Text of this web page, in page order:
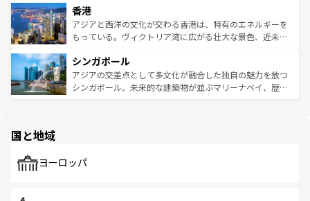
とつ。フォーやバインミー、ベトナムコーヒーなどは、ぜ
ひ現地で味わいたい。どの地域を訪れてもあたたかい人々
が旅行者を迎えてくれるので、きっと忘れられない旅にな
参照してほしい。
の活気が交差している。北部ではチェンマイなどの山岳地
帯で自然と触れ合い、南部ではプーケットやクラビの美し
いビーチでリゾート気分を楽しむことができる。タイ料理
激する。気候は一年中温暖で、どの季節にも異なる楽しみ
が待っている。親しみやすいタイの人々、仏教を中心とし
た文化、そして多様な観光資源が、訪れる旅人を魅了し続
香港
アジアと西洋の文化が交わる香港は、特有のエネルギーを
もっている。ヴィクトリア湾に広がる壮大な景色、近未来
み、どこを訪れても感動するはず。観光スポットが密集し
ており、効率よく見どころを回れるのも魅力。息をのむよ
うな絶景から文化的な体験まで、香港を存分に楽しみ尽く
シンガポール
アジアの交差点として多文化が融合した独自の魅力を放つ
シンガポール。未来的な建築物が並ぶマリーナベイ、歴史
で、ホーカーズは地元の風情を楽しめる外せないスポット
国と地域
ヨーロッパ